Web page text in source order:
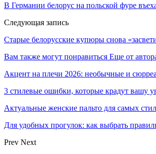
В Германии белорус на польской фуре
Следующая запись
Старые белорусские купюры снова
Вам также могут понравиться Еще от
Акцент на плечи 2026: необычные и
3 стилевые ошибки, которые крадут вашу
Актуальные женские пальто для самых
Для удобных прогулок: как выбрать
Prev Next